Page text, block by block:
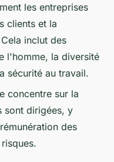
les entreprises
clients et la
inclut des
l'homme, la diversité
sécurité au travail.
concentre sur la
sont dirigées, y
des